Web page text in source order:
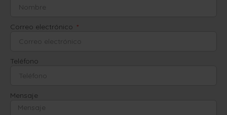
Correo electrónico
Teléfono
Mensaje